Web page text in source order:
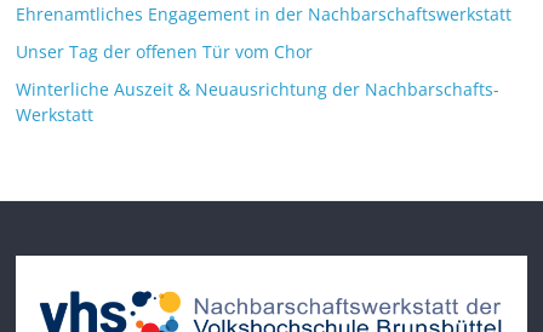
Ehrenamtliches Engagement in der Nachbarschaftswerkstatt
Unser Tag der offenen Tür vom Chor
Winterliche Auszeit & Neuausrichtung der Nachbarschafts-
Werkstatt